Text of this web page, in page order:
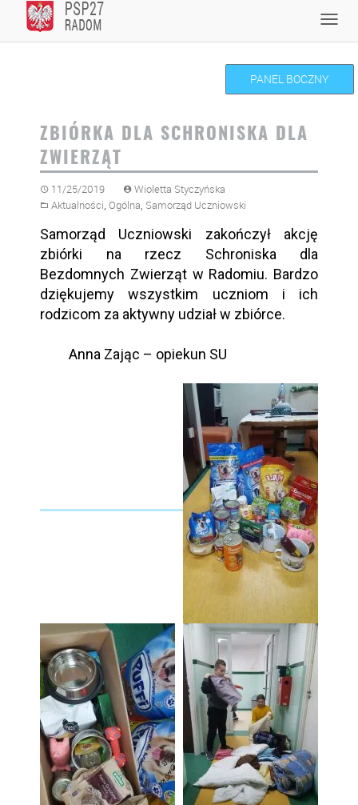
content
PANEL BOCZNY
ZBIÓRKA DLA SCHRONISKA DLA
ZWIERZĄT
11/25/2019
Wioletta Styczyńska
Aktualności, Ogólna, Samorząd Uczniowski
Samorząd Uczniowski zakończył akcję
zbiórki na rzecz Schroniska dla
Bezdomnych Zwierząt w Radomiu. Bardzo
dziękujemy wszystkim uczniom i ich
rodzicom za aktywny udział w zbiórce.
Anna Zając – opiekun SU